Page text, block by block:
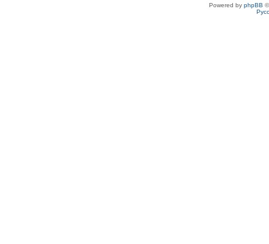
Powered by phpBB